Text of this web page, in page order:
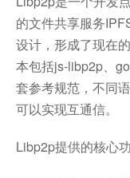
的文件共享服务
设计，形成了现在
本包括js-libp2p、
套参考规范，不同
可以实现互通信。
Libp2p提供的核心